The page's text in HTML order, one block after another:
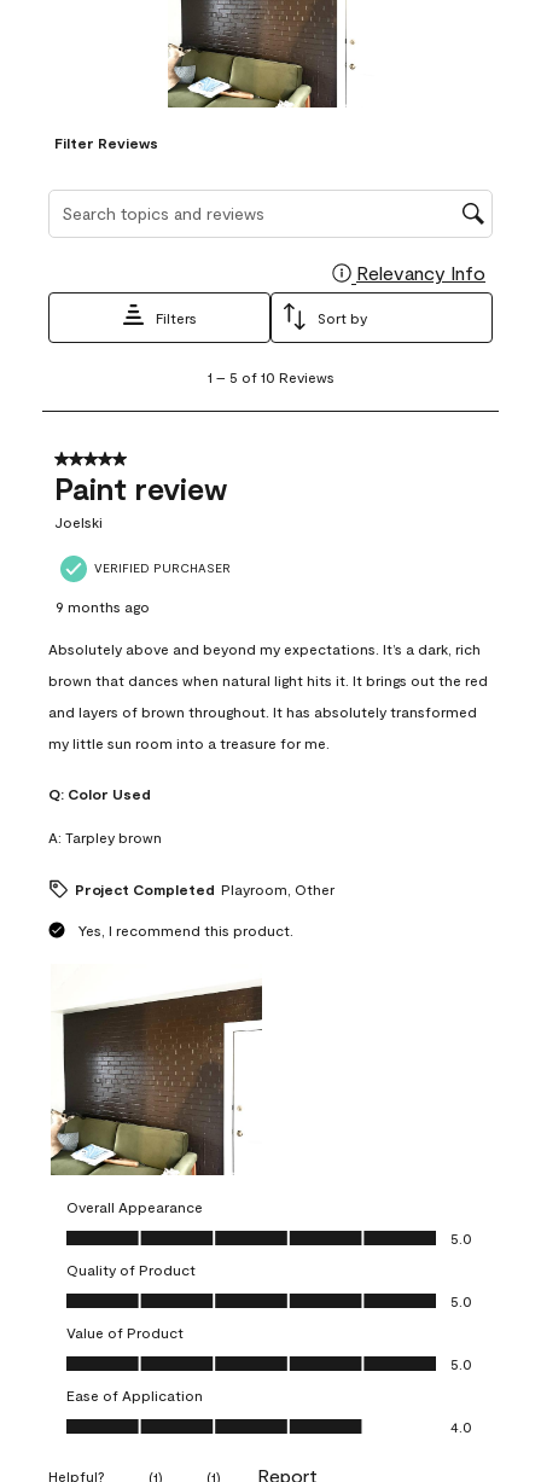
Filter Reviews
Relevancy Info
Filters Sort by
5
10
Reviews
1 – 5 of 10 Reviews
5 out of 5 stars.
Paint review
Joelski
VERIFIED PURCHASER
9 months ago
Absolutely above and beyond my expectations. It’s a dark, rich
brown that dances when natural light hits it. It brings out the red
and layers of brown throughout. It has absolutely transformed
my little sun room into a treasure for me.
Q: Color Used
A: Tarpley brown
Project Completed Playroom, Other
Yes, I recommend this product.
Overall Appearance
Overall Appearance, 5.0 out of 5
5.0
Quality of Product
Quality of Product, 5.0 out of 5
5.0
Value of Product
Value of Product, 5.0 out of 5
5.0
Ease of Application
Ease of Application, 4.0 out of 5
4.0
Helpful? (1) (1) Report